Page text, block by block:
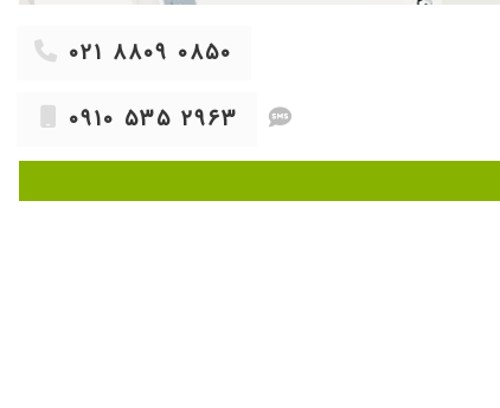
۰۲۱ ۸۸۰۹ ۰۸۵۰
۰۹۱۰ ۵۳۵ ۲۹۶۳